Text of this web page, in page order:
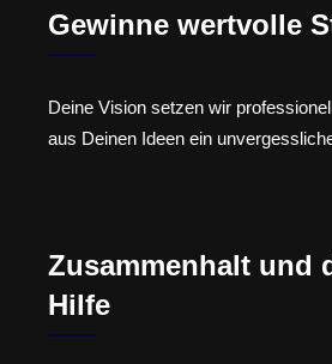
Gewinne wertvolle
Deine Vision setzen wir
aus Deinen Ideen ein
Zusammenhalt und
Hilfe